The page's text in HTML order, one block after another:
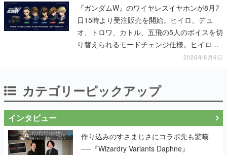
『ガンダムW』のワイヤレスイヤホンが8月7
日15時より受注販売を開始。ヒイロ、デュ
オ、トロワ、カトル、五飛の5人のボイスを切
り替えられるモードチェンジ仕様。ヒイロが
「お前を殺す」「死ぬほど痛いぞ」とささや
2026年8月6日
カテゴリーピックアップ
インタビュー
作り込みのすさまじさにコラボ先も驚嘆
──『Wizardry Variants Daphne』